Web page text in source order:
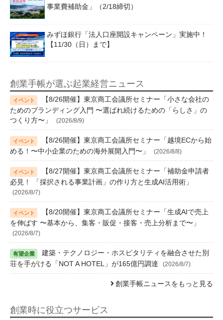
事業費補助金」（2/18締切）
みずほ銀行「法人口座開設キャンペーン」実施中！
【11/30（日）まで】
創業手帳が選ぶ起業経営ニュース
【8/26開催】東京商工会議所セミナー「小さな会社の
ためのブランディング入門 〜選ばれ続けるための「らしさ」の
つくり方〜」
(2026/8/9)
【8/26開催】東京商工会議所セミナー「越境ECから始
める！〜中小企業のための海外展開入門〜」
(2026/8/8)
【8/27開催】東京商工会議所セミナー「補助金申請者
必見！ 「採択される事業計画」の作り方と生成AI活用術」
(2026/8/7)
【8/20開催】東京商工会議所セミナー「生成AIで売上
を伸ばす 〜基本から、集客・販促・接客・売上分析まで〜」
(2026/8/7)
建築・テクノロジー・ホスピタリティを融合させた別
荘を手がける「NOT A HOTEL」が165億円調達
(2026/8/7)
創業手帳ニュースをもっと見る
創業時に役立つサービス